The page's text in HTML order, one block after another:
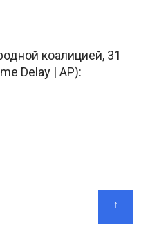
коалицией, 31
Delay | AP):
↑